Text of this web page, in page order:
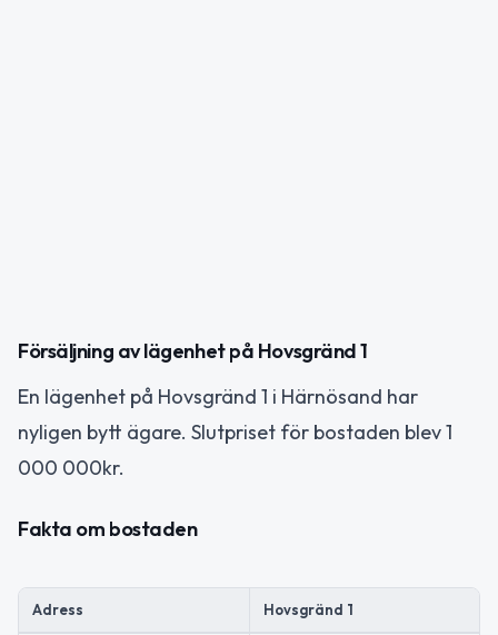
Försäljning av lägenhet på Hovsgränd 1
En lägenhet på Hovsgränd 1 i Härnösand har
nyligen bytt ägare. Slutpriset för bostaden blev 1
000 000kr.
Fakta om bostaden
Adress Hovsgränd 1